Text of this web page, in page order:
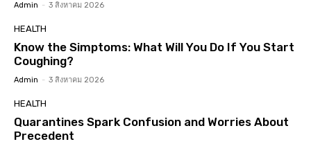
Admin - 3 สิงหาคม 2026
HEALTH
Know the Simptoms: What Will You Do If You Start
Coughing?
Admin - 3 สิงหาคม 2026
HEALTH
Quarantines Spark Confusion and Worries About
Precedent